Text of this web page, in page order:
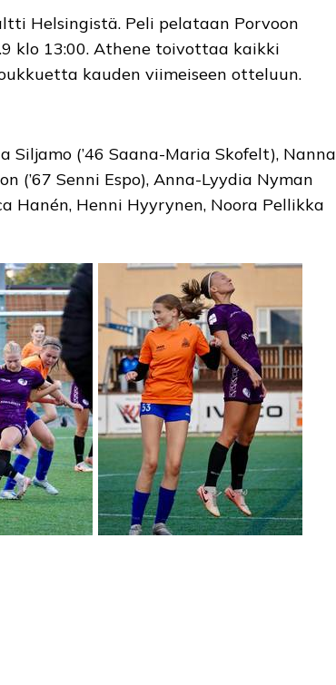
Helsingistä. Peli pelataan Porvoon
klo 13:00. Athene toivottaa kaikki
kauden viimeiseen otteluun.
Siljamo (’46 Saana-Maria Skofelt), Nanna
(’67 Senni Espo), Anna-Lyydia Nyman
Hanén, Henni Hyyrynen, Noora Pellikka